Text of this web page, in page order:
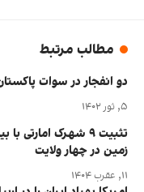
مطالب مرتبط
دو انفجار در سوات پاکستان، جان ۱۲
۵, ثور ۱۴۰۲
زمین در چهار ولایت‌
۱۱, عقرب ۱۴۰۴